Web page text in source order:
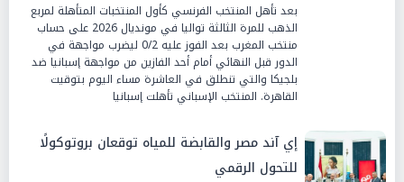
بعد تأهل المنتخب الفرنسي كأول المنتخبات المتأهلة لمربع
الذهب للمرة الثالثة تواليا في مونديال 2026 على حساب
منتخب المغرب بعد الفوز عليه 0/2 ليضرب مواجهة في
الدور قبل النهائي أمام أحد الفازين من مواجهة إسبانيا ضد
بلجيكا والتي تنطلق في العاشرة مساء اليوم بتوقيت
القاهرة. المنتخب الإسباني تأهلت إسبانيا
إي آند مصر والقابضة للمياه توقعان بروتوكولًا
للتحول الرقمي